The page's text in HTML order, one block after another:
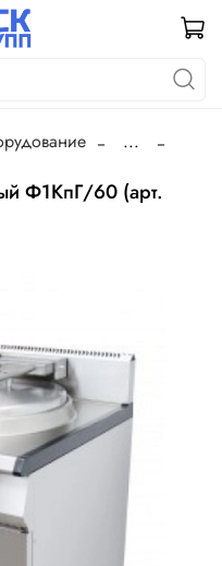
...
Ф1КпГ/60 (арт.